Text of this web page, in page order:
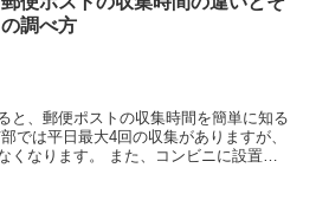
の調べ方
と、郵便ポストの収集時間を簡単に知る
では平日最大4回の収集がありますが、
くなります。 また、コンビニに設置さ